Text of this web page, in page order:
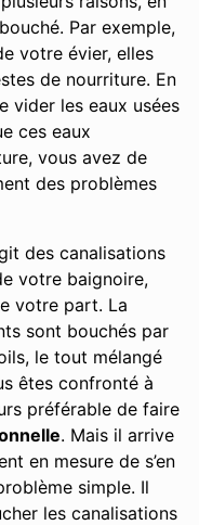
Par exemple,
votre évier, elles
de nourriture. En
vider les eaux usées
ces eaux
vous avez de
des problèmes
des canalisations
votre baignoire,
votre part. La
sont bouchés par
le tout mélangé
êtes confronté à
préférable de faire
. Mais il arrive
en mesure de s’en
simple. Il
les canalisations